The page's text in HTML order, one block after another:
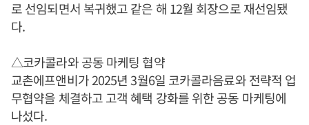
로 선임되면서 복귀했고 같은 해 12월 회장으로 재선임됐
다.
△코카콜라와 공동 마케팅 협약
교촌에프앤비가 2025년 3월6일 코카콜라음료와 전략적 업
무협약을 체결하고 고객 혜택 강화를 위한 공동 마케팅에
나섰다.